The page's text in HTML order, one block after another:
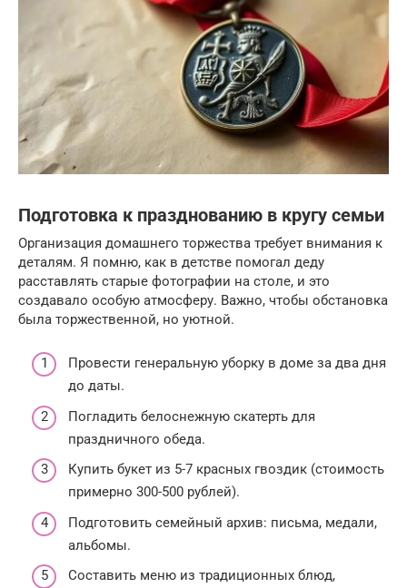
Подготовка к празднованию в кругу семьи
Организация домашнего торжества требует внимания к
деталям. Я помню, как в детстве помогал деду
расставлять старые фотографии на столе, и это
создавало особую атмосферу. Важно, чтобы обстановка
была торжественной, но уютной.
Провести генеральную уборку в доме за два дня
до даты.
Погладить белоснежную скатерть для
праздничного обеда.
Купить букет из 5-7 красных гвоздик (стоимость
примерно 300-500 рублей).
Подготовить семейный архив: письма, медали,
альбомы.
Составить меню из традиционных блюд,